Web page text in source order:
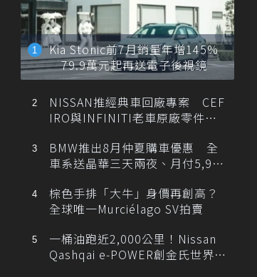
Kia Stonic前7月銷量年增145%
79.9萬元起再送電子後視鏡
NISSAN推經典車回廠專案 CEF
IRO與INFINITI老車原廠零件最
BMW推出8月仲夏購車優惠 全
車系送晶華三天兩夜、月付5,900
棕色手排「大牛」身價再創高？
全球唯一Murciélago SV拍賣
一桶油跑近2,000公里！Nissan
Qashqai e-POWER創金氏世界紀